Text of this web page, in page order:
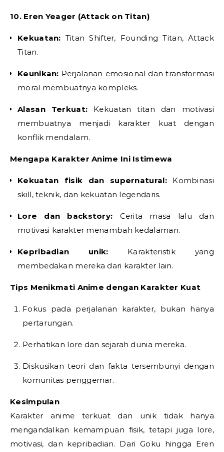
10. Eren Yeager (Attack on Titan)
Kekuatan: Titan Shifter, Founding Titan, Attack
Titan.
Keunikan: Perjalanan emosional dan transformasi
moral membuatnya kompleks.
Alasan Terkuat: Kekuatan titan dan motivasi
membuatnya menjadi karakter kuat dengan
konflik mendalam.
Mengapa Karakter Anime Ini Istimewa
Kekuatan fisik dan supernatural:Kombinasi
skill, teknik, dan kekuatan legendaris.
Lore dan backstory: Cerita masa lalu dan
motivasi karakter menambah kedalaman.
Kepribadian unik: Karakteristik yang
membedakan mereka dari karakter lain.
Tips Menikmati Anime dengan Karakter Kuat
Fokus pada perjalanan karakter, bukan hanya
pertarungan.
Perhatikan lore dan sejarah dunia mereka.
Diskusikan teori dan fakta tersembunyi dengan
komunitas penggemar.
Kesimpulan
Karakter anime terkuat dan unik tidak hanya
mengandalkan kemampuan fisik, tetapi juga lore,
motivasi, dan kepribadian. Dari Goku hingga Eren